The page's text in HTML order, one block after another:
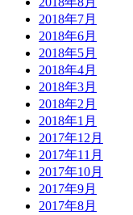
2018年7月
2018年6月
2018年5月
2018年4月
2018年3月
2018年2月
2018年1月
2017年12月
2017年11月
2017年10月
2017年9月
2017年8月